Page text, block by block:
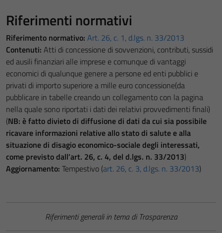
Riferimenti normativi
Riferimento normativo: Art. 26, c. 1, d.lgs. n. 33/2013
Contenuti: Atti di concessione di sovvenzioni, contributi, sussidi
ed ausili finanziari alle imprese e comunque di vantaggi
economici di qualunque genere a persone ed enti pubblici e
privati di importo superiore a mille euro concessione(da
pubblicare in tabelle creando un collegamento con la pagina
nella quale sono riportati i dati dei relativi provvedimenti finali)
(NB: è fatto divieto di diffusione di dati da cui sia possibile
ricavare informazioni relative allo stato di salute e alla
situazione di disagio economico-sociale degli interessati,
come previsto dall’art. 26, c. 4, del d.lgs. n. 33/2013)
Aggiornamento: Tempestivo (art. 26, c. 3, d.lgs. n. 33/2013)
Riferimenti generali in tema di Trasparenza